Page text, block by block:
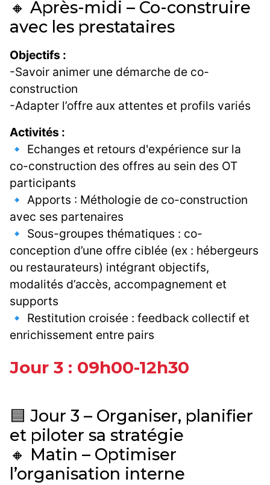
🔸 Après-midi – Co-construire
avec les prestataires
Objectifs :
-Savoir animer une démarche de co-
construction
-Adapter l’offre aux attentes et profils variés
Activités :
🔹 Echanges et retours d'expérience sur la
co-construction des offres au sein des OT
participants
🔹 Apports : Méthologie de co-construction
avec ses partenaires
🔹 Sous-groupes thématiques : co-
conception d’une offre ciblée (ex : hébergeurs
ou restaurateurs) intégrant objectifs,
modalités d’accès, accompagnement et
supports
🔹 Restitution croisée : feedback collectif et
enrichissement entre pairs
Jour 3 : 09h00-12h30
🟦 Jour 3 – Organiser, planifier
et piloter sa stratégie
🔸 Matin – Optimiser
l’organisation interne